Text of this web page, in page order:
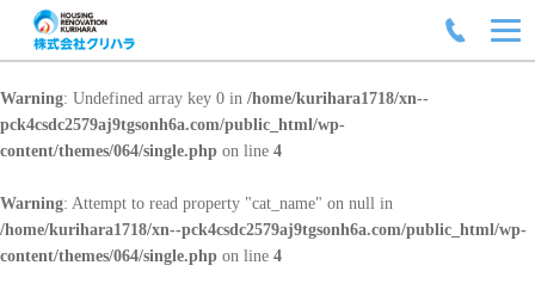
Warning: Undefined array key 0 in /home/kurihara1718/xn--
pck4csdc2579aj9tgsonh6a.com/public_html/wp-
content/themes/064/single.php on line 4
Warning: Attempt to read property "cat_name" on null in
/home/kurihara1718/xn--pck4csdc2579aj9tgsonh6a.com/public_html/wp-
content/themes/064/single.php on line 4